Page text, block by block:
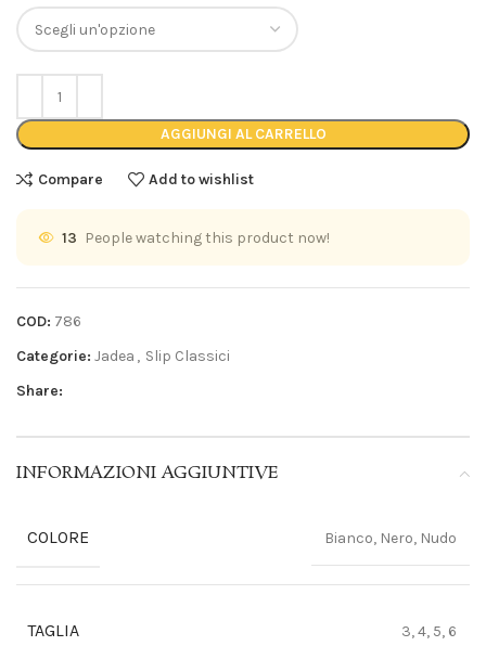
AGGIUNGI AL CARRELLO
Compare Add to wishlist
13 People watching this product now!
COD: 786
Categorie: Jadea , Slip Classici
Share:
INFORMAZIONI AGGIUNTIVE
COLORE Bianco, Nero, Nudo
TAGLIA 3, 4, 5, 6